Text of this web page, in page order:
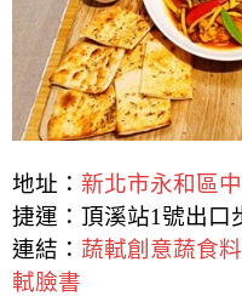
地址： 新北市永和區
捷運：頂溪站1號出口
連結： 蔬軾創意蔬食
軾臉書